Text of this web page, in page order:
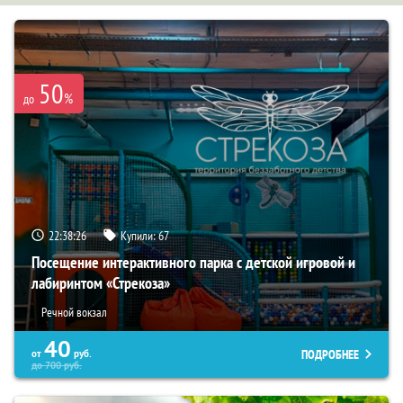
до 50%
22:38:25 Купили:67
Посещение интерактивного парка с детской игровой и
лабиринтом «Стрекоза»
Речной вокзал
от 40 руб.
до700руб.
ПОДРОБНЕЕ